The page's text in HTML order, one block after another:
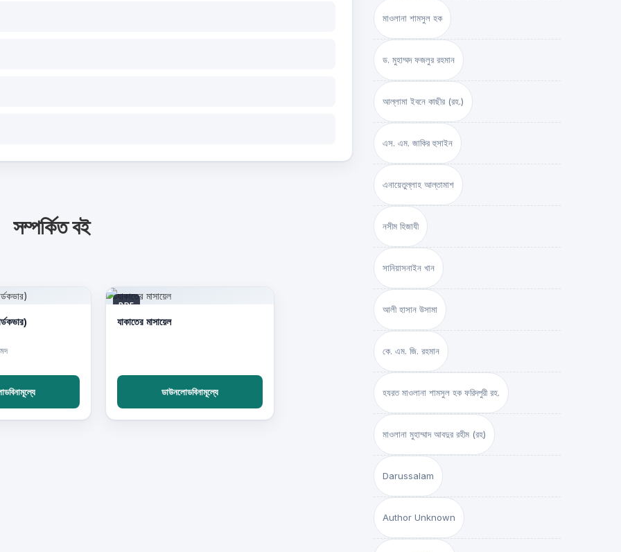
সম্পর্কিত বই
PDF
যাকাতের মাসায়েল
ডাউনলোডবিনামূল্যে
মাওলানা শামসুল হক
ড. মুহাম্মদ ফজলুর রহমান
আল্লামা ইবনে কাছীর (রহ.)
এস. এম. জাকির হুসাইন
এনায়েতুল্লাহ আল্‌তামাশ
নসীম হিজাযী
সানিয়াসনাইন খান
আলী হাসান উসামা
কে. এম. জি. রহমান
হযরত মাওলানা শামসুল হক ফরিদপুরী রহ.
মাওলানা মুহাম্মাদ আবদুর রহীম (রহ)
Darussalam
Author Unknown